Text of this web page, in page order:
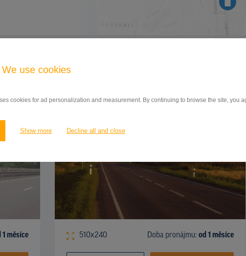
We use cookies
cookies for ad personalization and measurement. By continuing to browse the site, you
Show more Decline all and close
1 měsíce
BILLBOARD
510x240 Doba pronájmu: od 1 měsíce